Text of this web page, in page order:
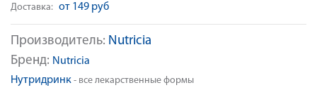
Производитель: Nutricia
Бренд: Nutricia
Нутридринк - все лекарственные формы
Доставка: от 149 руб